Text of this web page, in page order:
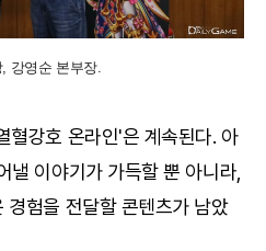
강영순 본부장.
혈강호 온라인'은 계속된다. 아
낼 이야기가 가득할 뿐 아니라,
경험을 전달할 콘텐츠가 남았